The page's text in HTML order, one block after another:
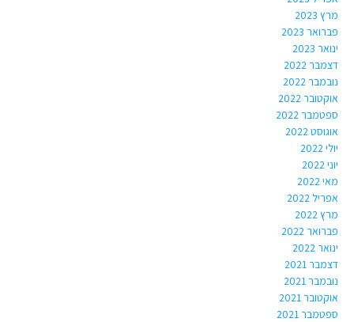
מרץ 2023
פברואר 2023
ינואר 2023
דצמבר 2022
נובמבר 2022
אוקטובר 2022
ספטמבר 2022
אוגוסט 2022
יולי 2022
יוני 2022
מאי 2022
אפריל 2022
מרץ 2022
פברואר 2022
ינואר 2022
דצמבר 2021
נובמבר 2021
אוקטובר 2021
ספטמבר 2021